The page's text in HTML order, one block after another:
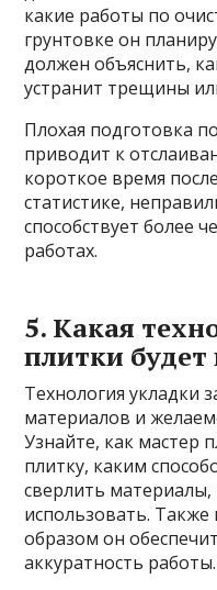
какие работы по
грунтовке он
должен объяснить,
устранит трещины
Плохая подготовка
приводит к
короткое время
статистике,
способствует более
работах.
5. Какая
плитки
Технология укладки
материалов и
Узнайте, как мастер
плитку, каким
сверлить
использовать.
образом он
аккуратность работы.